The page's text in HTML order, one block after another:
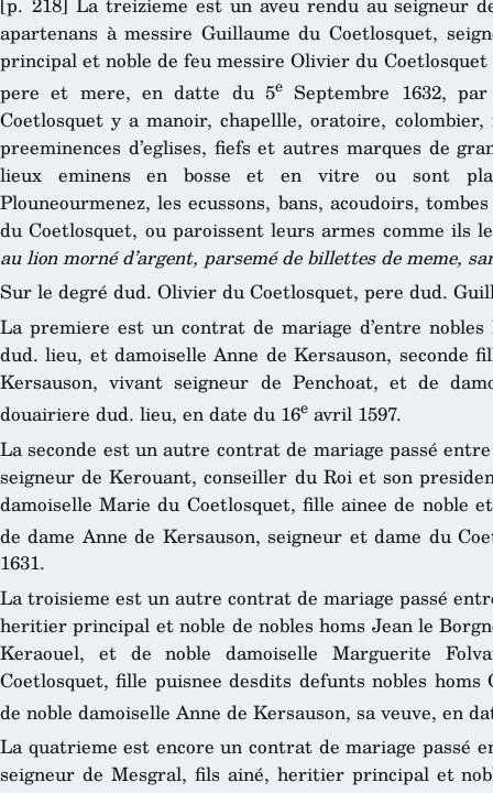
apartenans à messire Guillaume du Coetlosquet,
principal et noble de feu messire Olivier du
pere et mere, en datte du 5eSeptembre 1632,
Coetlosquet y a manoir, chapellle, oratoire,
preeminences d’eglises, fiefs et autres marques de
lieux eminens en bosse et en vitre ou sont
Plouneourmenez, les ecussons, bans, acoudoirs,
du Coetlosquet, ou paroissent leurs armes comme ils
au lion morné d’argent, parsemé de billettes de meme,
Sur le degré dud. Olivier du Coetlosquet, pere dud.
La premiere est un contrat de mariage d’entre
dud. lieu, et damoiselle Anne de Kersauson, seconde
Kersauson, vivant seigneur de Penchoat, et de
douairiere dud. lieu, en date du 16e avril 1597.
La seconde est un autre contrat de mariage passé
seigneur de Kerouant, conseiller du Roi et son
damoiselle Marie du Coetlosquet, fille ainee de noble
de dame Anne de Kersauson, seigneur et dame du
1631.
La troisieme est un autre contrat de mariage passé
heritier principal et noble de nobles homs Jean le
Keraouel, et de noble damoiselle Marguerite
Coetlosquet, fille puisnee desdits defunts nobles
de noble damoiselle Anne de Kersauson, sa veuve, en
La quatrieme est encore un contrat de mariage passé
seigneur de Mesgral, fils ainé, heritier principal et